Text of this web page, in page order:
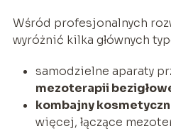
Wśród profesjonalnych
wyróżnić kilka głównych
samodzielne aparaty
mezoterapii
kombajny
więcej, łączące